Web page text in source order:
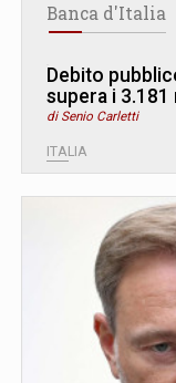
Banca d'Italia
Debito
supera i 3.181
di Senio Carletti
ITALIA